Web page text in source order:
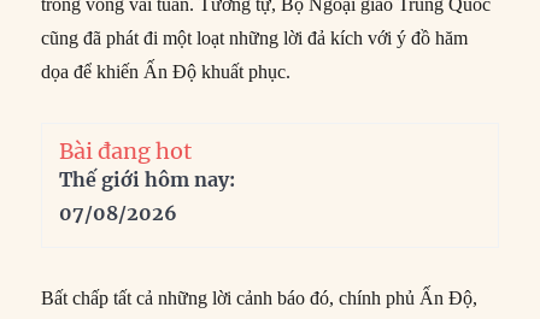
cũng đã phát đi một loạt những lời đả kích với ý đồ hăm
dọa để khiến Ấn Độ khuất phục.
Bài đang hot
Thế giới hôm nay:
07/08/2026
Bất chấp tất cả những lời cảnh báo đó, chính phủ Ấn Độ,